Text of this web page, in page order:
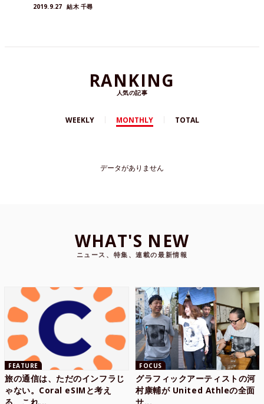
2019.9.27 結木 千尋
RANKING
人気の記事
WEEKLY MONTHLY TOTAL
データがありません
WHAT'S NEW
ニュース、特集、連載の最新情報
FEATURE
旅の通信は、ただのインフラじ
ゃない。Coral eSIMと考え
FOCUS
グラフィックアーティストの河
村康輔が United Athleの全面